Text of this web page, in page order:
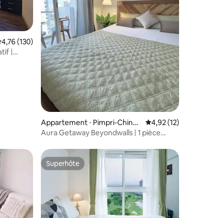
: 5 sur 5
moyenne sur la base de 130 commentaires : 4,76 sur 5
4,76 (130)
|
Appartement ⋅ Pimpri-Chinch
wad
Évaluation moyenne
4,92 (12)
Aura Getaway Beyondwalls | 1 pièce
Superhôte
Superhôte